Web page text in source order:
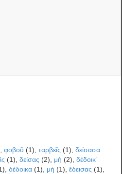
φοβοῦ (1),ταρβεῖς (1),δείσασα
(1),δείσας (2), μὴ (2),δέδοικ᾽
δέδοικα (1), μή (1),ἔδεισας (1),